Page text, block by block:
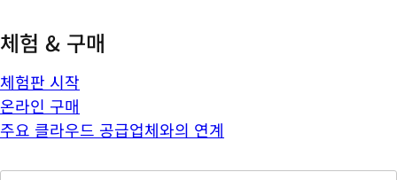
체험 & 구매
체험판 시작
온라인 구매
주요 클라우드 공급업체와의 연계